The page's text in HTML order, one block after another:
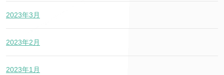
2023年3月
2023年2月
2023年1月